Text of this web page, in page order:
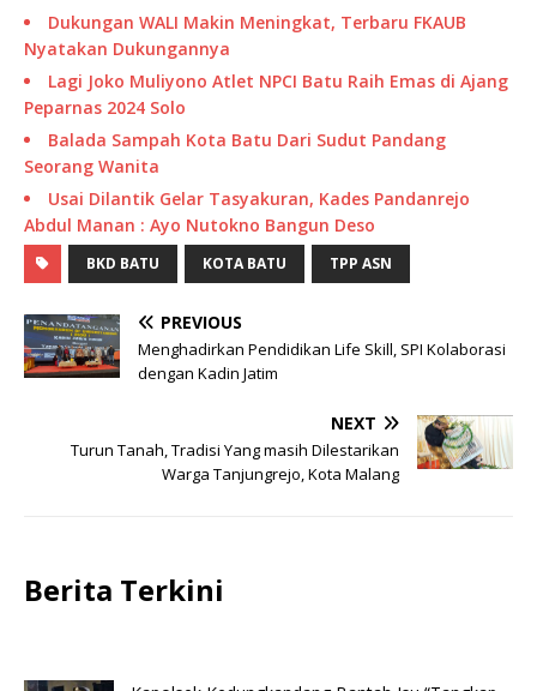
Dukungan WALI Makin Meningkat, Terbaru FKAUB
Nyatakan Dukungannya
Lagi Joko Muliyono Atlet NPCI Batu Raih Emas di Ajang
Peparnas 2024 Solo
Balada Sampah Kota Batu Dari Sudut Pandang
Seorang Wanita
Usai Dilantik Gelar Tasyakuran, Kades Pandanrejo
Abdul Manan : Ayo Nutokno Bangun Deso
BKD BATU KOTA BATU TPP ASN
PREVIOUS
Menghadirkan Pendidikan Life Skill, SPI Kolaborasi
dengan Kadin Jatim
NEXT
Turun Tanah, Tradisi Yang masih Dilestarikan
Warga Tanjungrejo, Kota Malang
Berita Terkini